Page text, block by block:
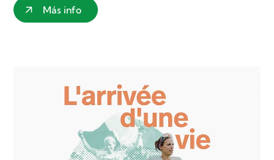
Más info